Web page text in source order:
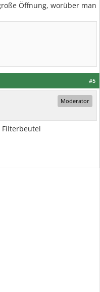
Öffnung, worüber man
#5
Moderator